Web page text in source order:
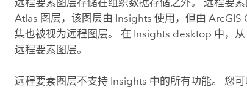
Atlas 图层，该图层由 Insights 使用，但由ArcGIS
集也被视为远程图层。
在 Insights desktop 中，
远程要素图层。
远程要素图层不支持 Insights 中的所有功能。 您